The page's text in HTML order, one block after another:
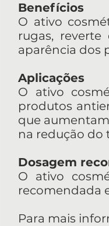
Benefícios
O ativo
rugas,
aparência dos
Aplicações
O ativo
produtos
que
na redução do
Dosagem
O ativo
recomendada
Para mais